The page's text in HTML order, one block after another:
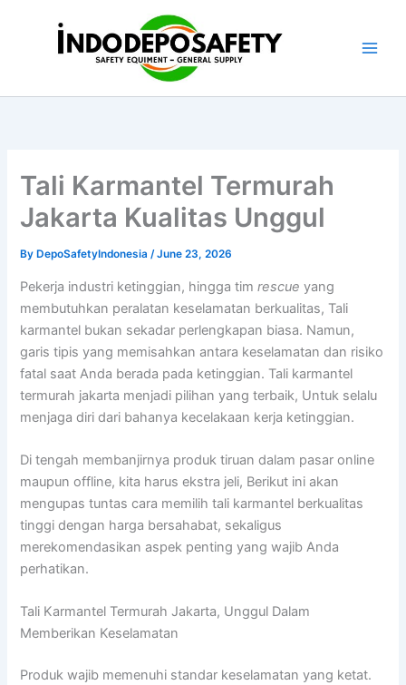
Tali Karmantel Termurah
Jakarta Kualitas Unggul
By DepoSafetyIndonesia/June 23, 2026
Pekerja industri ketinggian, hingga timrescue yang
membutuhkan peralatan keselamatan berkualitas, Tali
karmantel bukan sekadar perlengkapan biasa. Namun,
garis tipis yang memisahkan antara keselamatan dan risiko
fatal saat Anda berada pada ketinggian. Tali karmantel
termurah jakarta menjadi pilihan yang terbaik, Untuk selalu
menjaga diri dari bahanya kecelakaan kerja ketinggian.
Di tengah membanjirnya produk tiruan dalam pasar online
maupun offline, kita harus ekstra jeli, Berikut ini akan
mengupas tuntas cara memilih tali karmantel berkualitas
tinggi dengan harga bersahabat, sekaligus
merekomendasikan aspek penting yang wajib Anda
perhatikan.
Tali Karmantel Termurah Jakarta, Unggul Dalam
Memberikan Keselamatan
Produk wajib memenuhi standar keselamatan yang ketat.